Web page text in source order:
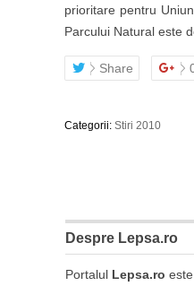
prioritare pentru
Parcului Natural este
Share
Categorii: Stiri 2010
Despre Lepsa.ro
Portalul Lepsa.ro